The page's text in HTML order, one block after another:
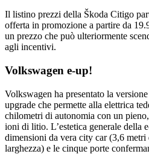
Il listino prezzi della Škoda Citigo
offerta in promozione a partire da
un prezzo che può ulteriormente
agli incentivi.
Volkswagen e-up!
Volkswagen ha presentato la
upgrade che permette alla elettrica
chilometri di autonomia con un
ioni di litio. L’estetica generale della
dimensioni da vera city car (3,6
larghezza) e le cinque porte